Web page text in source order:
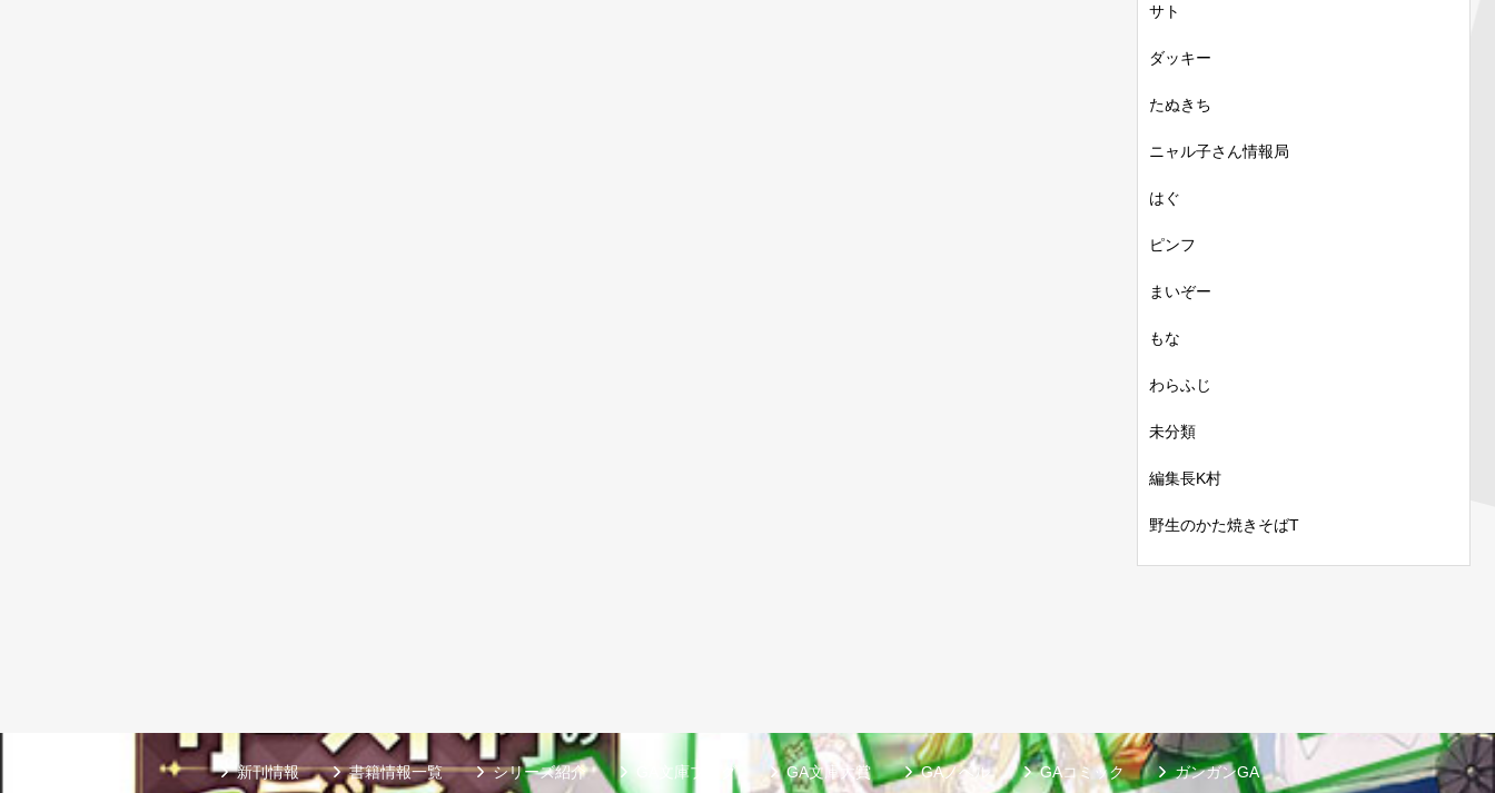
サト
ダッキー
たぬきち
ニャル子さん情報局
はぐ
ピンフ
まいぞー
もな
わらふじ
未分類
編集長K村
野生のかた焼きそばT
新刊情報 書籍情報一覧 シリーズ紹介 GA文庫ブログ GA文庫大賞 GAノベル GAコミック ガンガンGA